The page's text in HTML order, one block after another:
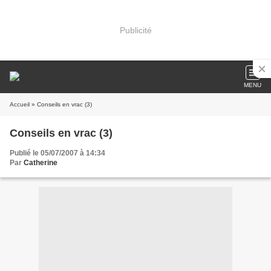
Publicité
MENU
Accueil » Conseils en vrac (3)
Conseils en vrac (3)
Publié le 05/07/2007 à 14:34
Par Catherine